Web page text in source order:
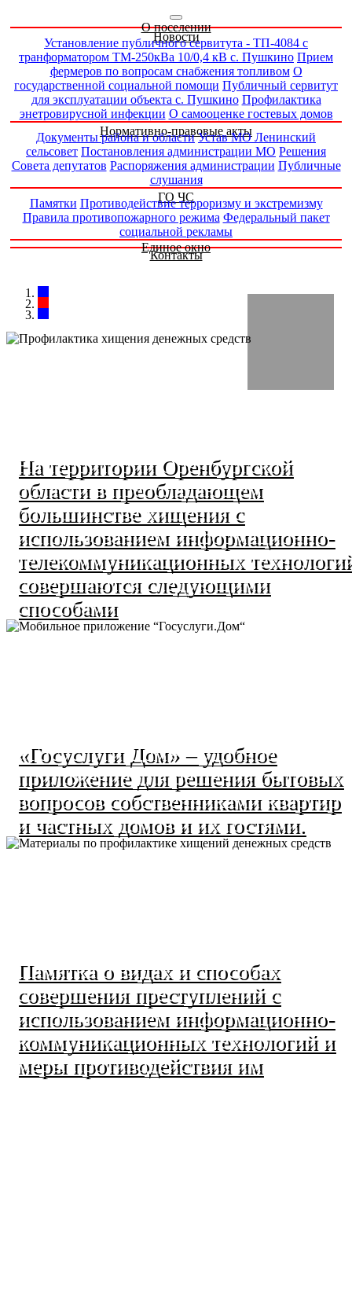
О поселении
Новости
Установление публичного сервитута - ТП-4084 с
транформатором ТМ-250кВа 10/0,4 кВ с. Пушкино Прием
фермеров по вопросам снабжения топливом О
государственной социальной помощи Публичный сервитут
для эксплуатации объекта с. Пушкино Профилактика
энетровирусной инфекции О самооценке гостевых домов
Нормативно-правовые акты
Документы района и области Устав МО Ленинский
сельсовет Постановления администрации МО Решения
Совета депутатов Распоряжения администрации Публичные
слушания
ГО ЧС
Памятки Противодействие терроризму и экстремизму
Правила противопожарного режима Федеральный пакет
социальной рекламы
Единое окно
Контакты
На территории Оренбургской
области в преобладающем
большинстве хищения с
использованием информационно-
телекоммуникационных
совершаются следующими
способами
«Госуслуги Дом» – удобное
приложение для решения бытовых
вопросов собственниками квартир
и частных домов и их гостями.
Памятка о видах и способах
совершения преступлений с
использованием информационно-
коммуникационных технологий и
меры противодействия им